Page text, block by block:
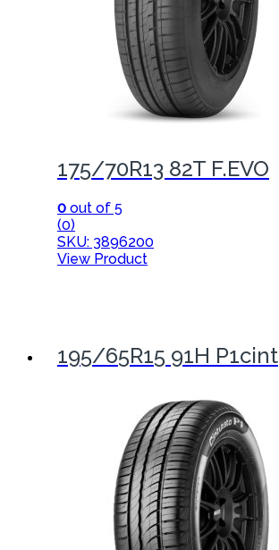
175/70R13 82T F.EVO
0 out of 5
(0)
SKU: 3896200
View Product
195/65R15 91H P1cint